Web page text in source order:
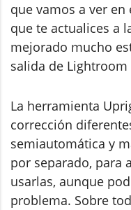
que vamos a ver
que te actualices a
mejorado mucho
salida de Lightroom
La herramienta
corrección
semiautomática y
por separado, para
usarlas, aunque
problema. Sobre